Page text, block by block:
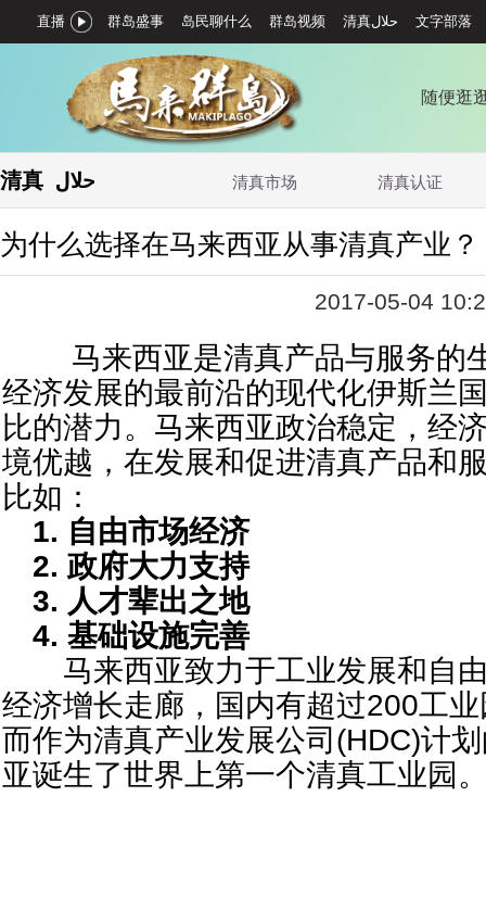
直播 群岛盛事 岛民聊什么 群岛视频 文字部落
随便逛
清真市场 清真认证
为什么选择在马来西亚从事清真产业？
2017-05-04
马来西亚是清真产品与服务的
经济发展的最前沿的现代化伊斯兰
比的潜力。马来西亚政治稳定，经
境优越，在发展和促进清真产品和
比如：
1. 自由市场经济
2. 政府大力支持
3. 人才辈出之地
4. 基础设施完善
马来西亚致力于工业发展和自由
经济增长走廊，国内有超过200工
而作为清真产业发展公司(HDC)计
亚诞生了世界上第一个清真工业园